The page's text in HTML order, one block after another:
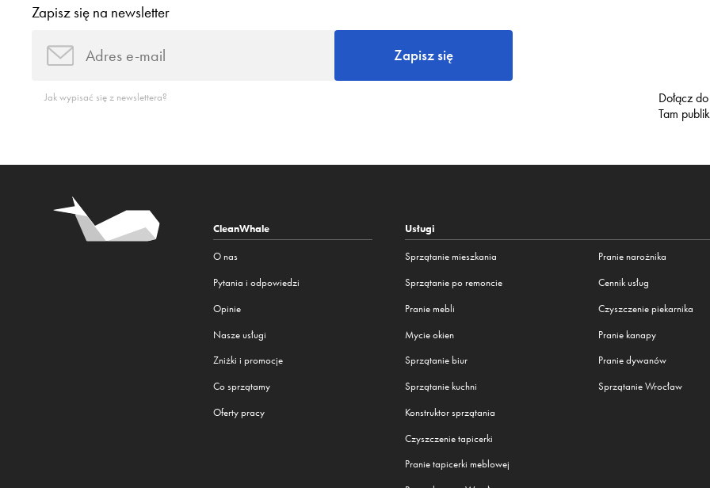
Zapisz się na newsletter
Zapisz się
Jak wypisać się z newslettera?
Dołącz
Tam
CleanWhale
O nas
Pytania i odpowiedzi
Opinie
Nasze usługi
Zniżki i promocje
Co sprzątamy
Oferty pracy
Usługi
Sprzątanie mieszkania
Sprzątanie po remoncie
Pranie mebli
Mycie okien
Sprzątanie biur
Sprzątanie kuchni
Konstruktor sprzątania
Czyszczenie tapicerki
Pranie tapicerki meblowej
Pranie narożnika
Cennik usług
Czyszczenie piekarnika
Pranie kanapy
Pranie dywanów
Sprzątanie Wrocław